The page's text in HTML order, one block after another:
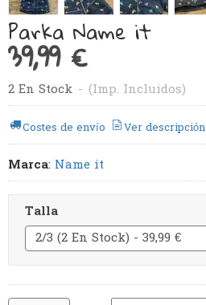
Parka Name it
39,99 €
2 En Stock - (Imp. Incluidos)
Costes de envío Ver descripción
Marca: Name it
Talla